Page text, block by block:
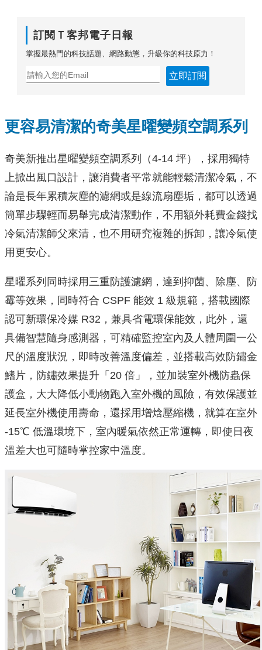
訂閱Ｔ客邦電子日報
掌握最熱門的科技話題、網路動態，升級你的科技原力！
立即訂閱
更容易清潔的奇美星曜變頻空調系列
奇美新推出星曜變頻空調系列（4-14 坪），採用獨特
上掀出風口設計，讓消費者平常就能輕鬆清潔冷氣，不
論是長年累積灰塵的濾網或是線流扇塵垢，都可以透過
簡單步驟輕而易舉完成清潔動作，不用額外耗費金錢找
冷氣清潔師父來清，也不用研究複雜的拆卸，讓冷氣使
用更安心。
星曜系列同時採用三重防護濾網，達到抑菌、除塵、防
霉等效果，同時符合 CSPF 能效 1 級規範，搭載國際
認可新環保冷媒 R32，兼具省電環保能效，此外，還
具備智慧隨身感測器，可精確監控室內及人體周圍一公
尺的溫度狀況，即時改善溫度偏差，並搭載高效防鏽金
鰭片，防鏽效果提升「20 倍」，並加裝室外機防蟲保
護盒，大大降低小動物跑入室外機的風險，有效保護並
延長室外機使用壽命，還採用增焓壓縮機，就算在室外
-15℃ 低溫環境下，室內暖氣依然正常運轉，即使日夜
溫差大也可隨時掌控家中溫度。